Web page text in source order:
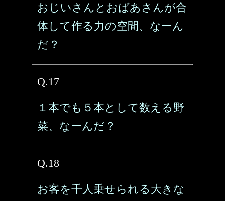
おじいさんとおばあさんが合
体して作る力の空間、なーん
だ？
Q.17
１本でも５本として数える野
菜、なーんだ？
Q.18
お客を千人乗せられる大きな